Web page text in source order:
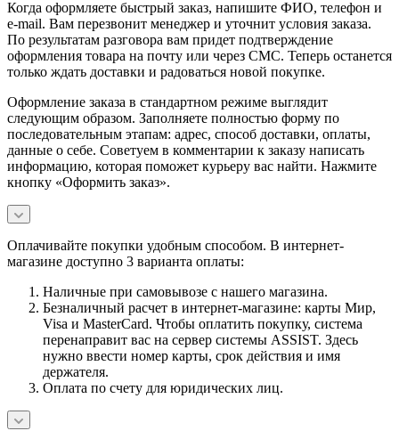
Когда оформляете быстрый заказ, напишите ФИО, телефон и
e-mail. Вам перезвонит менеджер и уточнит условия заказа.
По результатам разговора вам придет подтверждение
оформления товара на почту или через СМС. Теперь останется
только ждать доставки и радоваться новой покупке.
Оформление заказа в стандартном режиме выглядит
следующим образом. Заполняете полностью форму по
последовательным этапам: адрес, способ доставки, оплаты,
данные о себе. Советуем в комментарии к заказу написать
информацию, которая поможет курьеру вас найти. Нажмите
кнопку «Оформить заказ».
Оплачивайте покупки удобным способом. В интернет-
магазине доступно 3 варианта оплаты:
Наличные при самовывозе с нашего магазина.
Безналичный расчет в интернет-магазине: карты Мир,
Visa и MasterCard. Чтобы оплатить покупку, система
перенаправит вас на сервер системы ASSIST. Здесь
нужно ввести номер карты, срок действия и имя
держателя.
Оплата по счету для юридических лиц.